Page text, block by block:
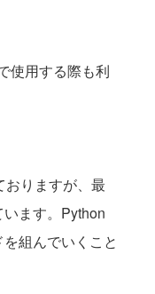
使用する際も利
りますが、最
ます。Python
組んでいくこと